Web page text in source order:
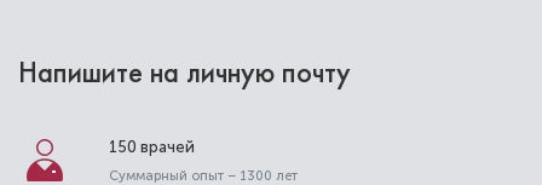
Напишите на личную почту
150 врачей
Суммарный опыт – 1300 лет